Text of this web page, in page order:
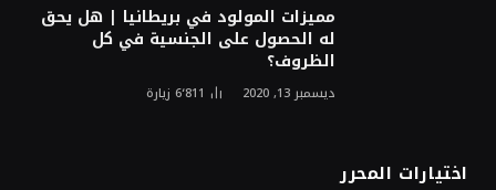
مميزات المولود في بريطانيا | هل يحق
له الحصول على الجنسية في كل
الظروف؟
ديسمبر 13, 2020 6٬811 زيارة
اختيارات المحرر